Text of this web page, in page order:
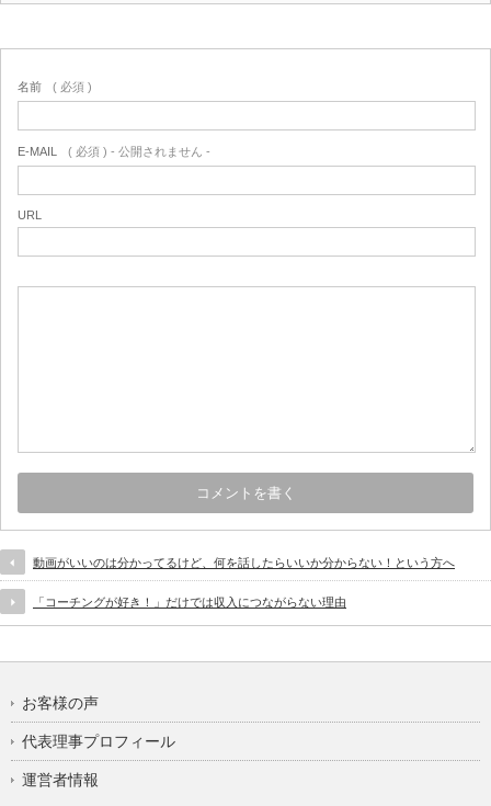
名前 ( 必須 )
E-MAIL ( 必須 ) - 公開されません -
URL
動画がいいのは分かってるけど、何を話したらいいか分からない！という方へ
「コーチングが好き！」だけでは収入につながらない理由
お客様の声
代表理事プロフィール
運営者情報